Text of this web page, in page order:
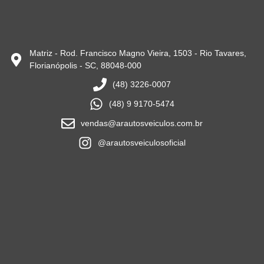
Matriz - Rod. Francisco Magno Vieira, 1503 - Rio Tavares,
Florianópolis - SC, 88048-000
(48) 3226-0007
(48) 9 9170-5474
vendas@arautosveiculos.com.br
@arautosveiculosoficial